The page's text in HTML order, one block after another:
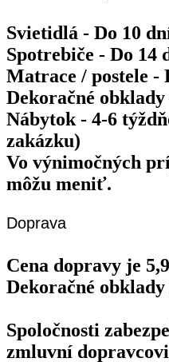
Svietidlá - Do 10
Spotrebiče - Do 14
Matrace / postele -
Dekoračné
Nábytok - 4-6
zakázku)
Vo výnimočných
môžu meniť.
Doprava
Cena dopravy je
Dekoračné obklady
Spoločnosti
zmluvní